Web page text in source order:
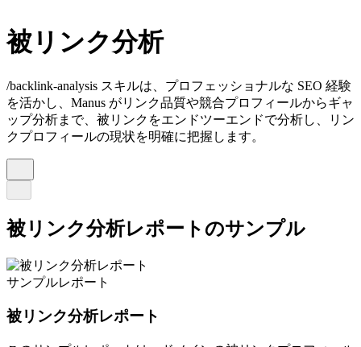
被リンク分析
/backlink-analysis スキルは、プロフェッショナルな SEO 経験
を活かし、Manus がリンク品質や競合プロフィールからギャ
ップ分析まで、被リンクをエンドツーエンドで分析し、リン
クプロフィールの現状を明確に把握します。
被リンク分析レポートのサンプル
サンプルレポート
被リンク分析レポート